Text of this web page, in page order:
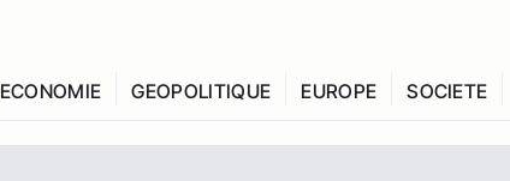
ECONOMIE GEOPOLITIQUE EUROPE SOCIETE